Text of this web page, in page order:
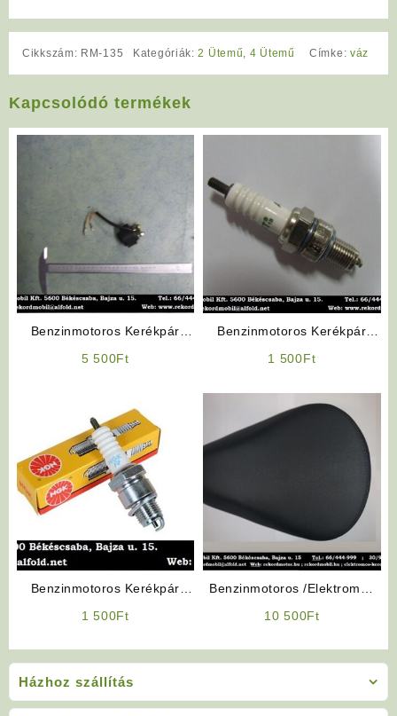
Házhoz szállítás
Cikkszám: RM-135 Kategóriák:2 Ütemű, 4 Ütemű Címke: váz
Kapcsolódó termékek
Benzinmotoros Kerékpár
5 500Ft
Benzinmotoros Kerékpár
1 500Ft
Benzinmotoros Kerékpár
1 500Ft
Benzinmotoros /Elektromos
10 500Ft